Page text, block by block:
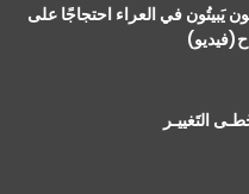
يَبيتُون في العراء احتجاجًا على
التَغييـر